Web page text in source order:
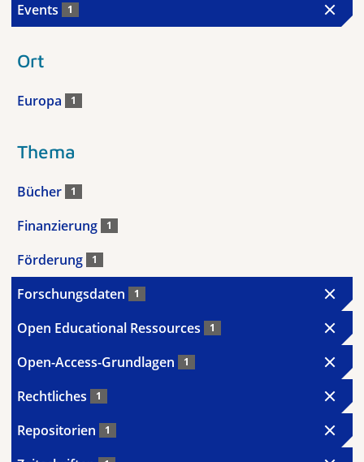
Events 1
Ort
Europa 1
Thema
Bücher 1
Finanzierung 1
Förderung 1
Forschungsdaten 1
Open Educational Ressources 1
Open-Access-Grundlagen 1
Rechtliches 1
Repositorien 1